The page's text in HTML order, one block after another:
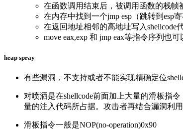
在函数调用结束后，被调用函数的栈帧
在内存中找到一个jmp esp（跳转到esp
在返回地址相邻的高地址写入shellcode代
move eax,exp 和 jmp eax等指令序列也可
heap spray
有些漏洞，不支持或者不能实现精确定位
对喷洒是在shellcode前面加上大量的滑板指
量的注入代码所占据。攻击者再结合漏洞利
滑板指令一般是NOP(no-operation)0x90